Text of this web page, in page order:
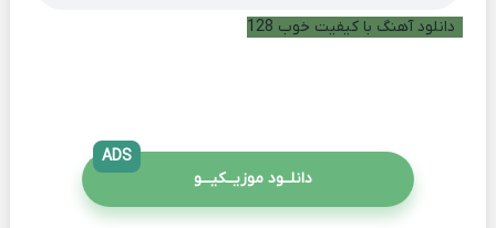
دانلود آهنگ با کیفیت خوب 128
دانلــود موزیــکیـــو
ADS